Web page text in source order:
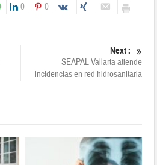
0 0
Next :
SEAPAL Vallarta atiende
incidencias en red hidrosanitaria